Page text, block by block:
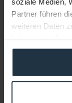
Partner führen
weiteren Daten
gesammelt